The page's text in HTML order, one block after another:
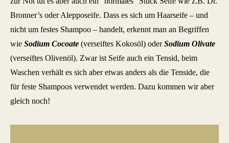
Bronner’s oder Alepposeife. Dass es sich um Haarseife – und
nicht um festes Shampoo – handelt, erkennt man an Begriffen
wie Sodium Cocoate (verseiftes Kokosöl) oderSodium Olivate
(verseiftes Olivenöl). Zwar ist Seife auch ein Tensid, beim
Waschen verhält es sich aber etwas anders als die Tenside, die
für feste Shampoos verwendet werden. Dazu kommen wir aber
gleich noch!